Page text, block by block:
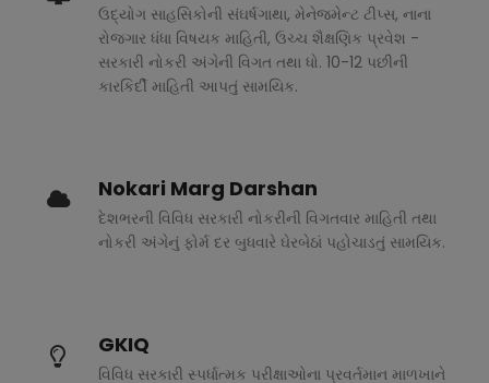
ઉદ્યોગ સાહસિકોની સંઘર્ષગાથા, મેનેજમેન્ટ ટીપ્સ, નાના
રોજગાર ધંધા વિષયક માહિતી, ઉચ્ચ શૈક્ષણિક પ્રવેશ -
સરકારી નોકરી અંગેની વિગત તથા ધો. 10-12 પછીની
કારકિર્દી માહિતી આપતું સામયિક.
Nokari Marg Darshan
દેશભરની વિવિધ સરકારી નોકરીની વિગતવાર માહિતી તથા
નોકરી અંગેનું ફોર્મ દર બુધવારે ઘેરબેઠાં પહોચાડતું સામયિક.
GKIQ
વિવિધ સરકારી સ્પર્ધાત્મક પરીક્ષાઓના પ્રવર્તમાન માળખાને